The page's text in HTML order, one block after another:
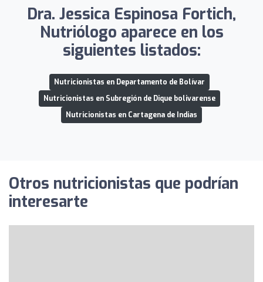
Dra. Jessica Espinosa Fortich,
Nutriólogo aparece en los
siguientes listados:
Nutricionistas en Departamento de Bolívar
Nutricionistas en Subregión de Dique bolivarense
Nutricionistas en Cartagena de Indias
Otros nutricionistas que podrían
interesarte